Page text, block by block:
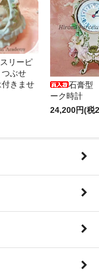
リーピ
つぶせ
きませ
石膏型
ーク時計
24,200円(税